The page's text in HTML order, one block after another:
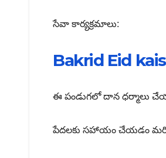
సేవా కార్యక్రమాలు:
Bakrid Eid
ఈ పండుగలో దాన ధర్మాలు
పేదలకు సహాయం చేయడం